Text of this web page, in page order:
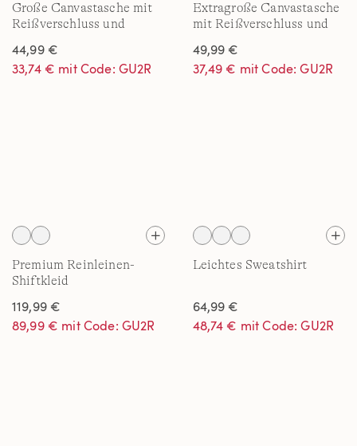
Große Canvastasche mit
Reißverschluss und
44,99 €
33,74 € mit Code: GU2R
Extragroße Canvastasche
mit Reißverschluss und
49,99 €
37,49 € mit Code: GU2R
Premium Reinleinen-
Shiftkleid
119,99 €
89,99 € mit Code: GU2R
Leichtes Sweatshirt
64,99 €
48,74 € mit Code: GU2R